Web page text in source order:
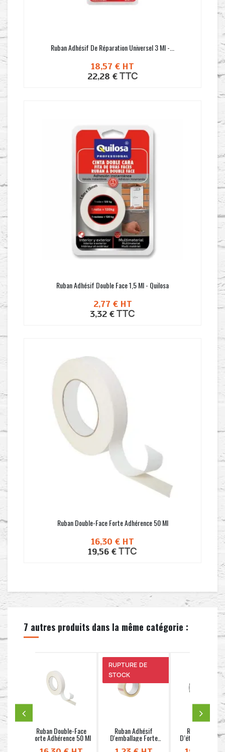
Ruban Adhésif De Réparation Universel 3 Ml -...
18,57 € HT
22,28 € TTC
Ruban Adhésif Double Face 1,5 Ml - Quilosa
2,77 € HT
3,32 €TTC
Ruban Double-Face Forte Adhérence 50 Ml
16,30 € HT
19,56 €TTC
7 autres produits dans la même catégorie :
Ruban Double-Face
Forte Adhérence 50 Ml
RUPTURE DE
STOCK
Ruban Adhésif
D'emballage Forte
Adhérence 66 Ml
Ruban Adhésif
D’étanchéité -